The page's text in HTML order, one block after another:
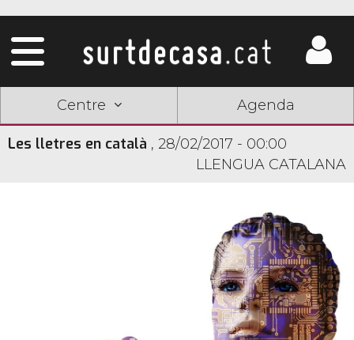
Centre Agenda
Les lletres en català , 28/02/2017 - 00:00
LLENGUA CATALANA